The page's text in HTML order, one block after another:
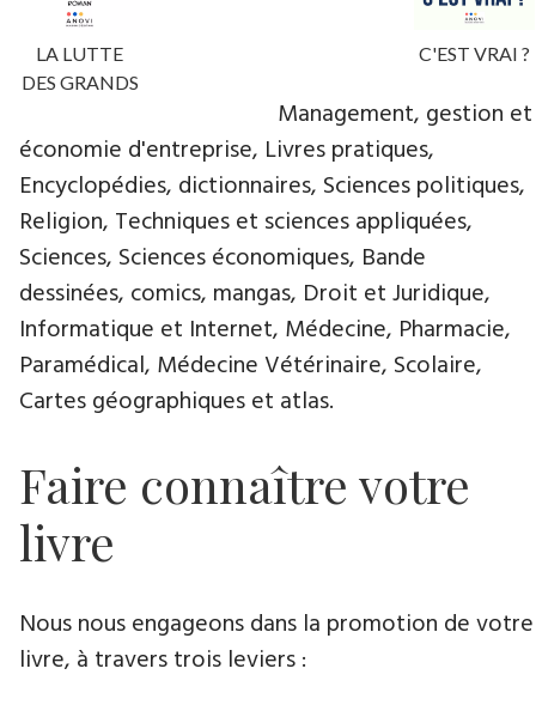
LA LUTTE
DES GRANDS
C'EST VRAI ?
Management, gestion et
économie d'entreprise, Livres pratiques,
Encyclopédies, dictionnaires, Sciences politiques,
Religion, Techniques et sciences appliquées,
Sciences, Sciences économiques, Bande
dessinées, comics, mangas, Droit et Juridique,
Informatique et Internet, Médecine, Pharmacie,
Paramédical, Médecine Vétérinaire, Scolaire,
Cartes géographiques et atlas.
Faire connaître votre
livre
Nous nous engageons dans la promotion de votre
livre, à travers trois leviers :